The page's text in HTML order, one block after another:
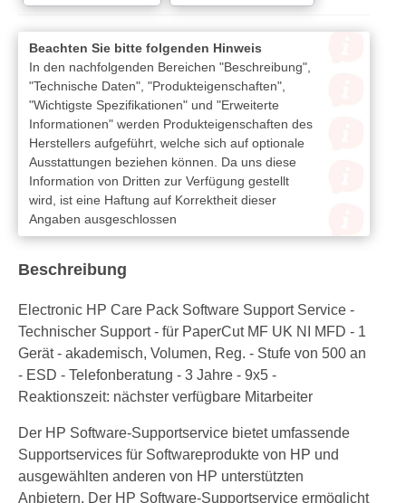
Beachten Sie bitte folgenden Hinweis
In den nachfolgenden Bereichen "Beschreibung",
"Technische Daten", "Produkteigenschaften",
"Wichtigste Spezifikationen" und "Erweiterte
Informationen" werden Produkteigenschaften des
Herstellers aufgeführt, welche sich auf optionale
Ausstattungen beziehen können. Da uns diese
Information von Dritten zur Verfügung gestellt
wird, ist eine Haftung auf Korrektheit dieser
Angaben ausgeschlossen
Beschreibung
Electronic HP Care Pack Software Support Service -
Technischer Support - für PaperCut MF UK NI MFD - 1
Gerät - akademisch, Volumen, Reg. - Stufe von 500 an
- ESD - Telefonberatung - 3 Jahre - 9x5 -
Reaktionszeit: nächster verfügbare Mitarbeiter
Der HP Software-Supportservice bietet umfassende
Supportservices für Softwareprodukte von HP und
ausgewählten anderen von HP unterstützten
Anbietern. Der HP Software-Supportservice ermöglicht